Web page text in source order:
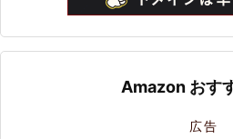
Amazon おす
広告